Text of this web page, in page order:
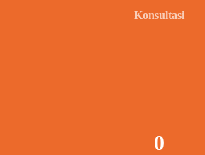
Konsultasi
0